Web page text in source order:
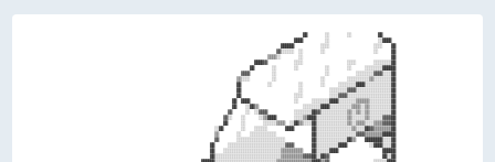
                                                                                            ██        ░░        ░░            ██
                                                                                        ████          ░░                      ░░████
                                                                                  ██████            ░░░░                    ░░░░    ██
                                                                                ▓▓░░░░░░  ░░        ░░                      ░░      ██
                                                                            ▒▒▒▒░░        ░░                                        ██
                                                                      ████▓▓            ░░░░                    ░░░░        ░░░░░░░░██
                                                                    ██        ░░        ░░            ░░        ░░      ░░░░░░░░██████
                                                                ▓▓▓▓          ░░                      ░░            ░░░░░░░░▓▓▓▓░░░░██
                                                              ▒▒░░░░          ░░                    ░░          ░░░░░░░░░░▒▒░░░░░░░░██
                                                              ██            ░░            ░░        ░░      ░░░░░░░░████░░░░░░░░░░░░██
                                                              ██                          ░░            ░░░░░░░░▓▓▓▓░░░░░░░░░░░░░░░░██
                                                              ██                        ░░░░            ░░░░▓▓▓▓░░░░░░░░░░░░░░░░░░░░██
                                                            ██  ████                    ░░      ░░░░░░░░████░░░░░░░░▒▒▒▒▒▒░░░░░░░░░░██
                                                            ██    ░░██▒▒                    ░░░░░░░░████░░░░░░░░░░▒▒▒▒░░▒▒░░░░░░░░░░██
                                                          ▓▓      ░░  ░░▓▓▓▓            ░░░░░░░░██▓▓░░░░░░░░░░░░▒▒░░▒▒░░▒▒░░░░░░░░░░██
                                                        ▓▓░░    ░░      ░░▒▒████        ░░░░▒▒████░░░░░░░░░░░░░░▒▒░░░░░░▒▒░░░░░░▓▓▓▓██
                                                        ██      ░░        ░░░░░░▒▒▒▒  ░░██▒▒░░░░██░░░░░░░░░░░░░░▒▒░░▒▒▒▒░░░░▒▒▒▒▓▓▓▓██
                                                    ░░██        ░░    ░░░░░░        ████        ██░░░░░░░░░░░░░░░░▒▒░░░░██▓▓▒▒▒▒▒▒▒▒██
                                                    ▒▒        ░░    ░░░░░░░░░░░░                ██░░░░░░░░░░░░░░░░░░▓▓▓▓▒▒▒▒▒▒▒▒██████
                                                    ▓▓        ░░░░░░░░░░░░░░░░░░░░░░            ██░░░░░░░░░░░░░░██▒▒    ████████░░░░██
                                                  ██      ░░░░░░░░░░░░░░░░░░░░░░░░░░▓▓▓▓        ██░░░░░░░░░░████          ░░████░░░░██
                                                  ██    ░░░░░░░░░░░░░░░░░░░░░░░░░░▒▒▒▒▒▒▒▒▒▒    ██░░░░░░████                    ██████
                                                  ██░░░░░░░░░░░░░░░░░░░░░░░░░░░░░░▒▒▒▒▒▒▒▒▒▒▓▓▓▓██░░██▓▓                        ██░░██